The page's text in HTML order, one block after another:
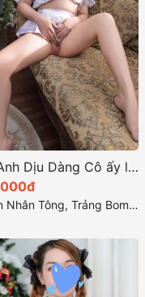
Mai Anh Dịu Dàng Cô ấy là một hình mẫu quyến rũ
Tông, Trảng Bom, Đồng Nai